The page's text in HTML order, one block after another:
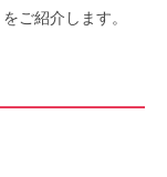
ご紹介します。